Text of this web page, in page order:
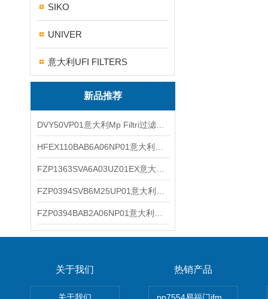
SIKO
UNIVER
意大利UFI FILTERS
新品推荐
关于我们 热销产品